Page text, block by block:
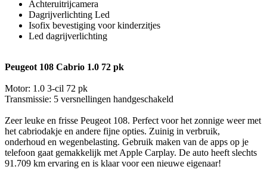
Achteruitrijcamera
Dagrijverlichting Led
Isofix bevestiging voor kinderzitjes
Led dagrijverlichting
Peugeot 108 Cabrio 1.0 72 pk
Motor: 1.0 3-cil 72 pk
Transmissie: 5 versnellingen handgeschakeld
Zeer leuke en frisse Peugeot 108. Perfect voor het zonnige weer met
het cabriodakje en andere fijne opties. Zuinig in verbruik,
onderhoud en wegenbelasting. Gebruik maken van de apps op je
telefoon gaat gemakkelijk met Apple Carplay. De auto heeft slechts
91.709 km ervaring en is klaar voor een nieuwe eigenaar!